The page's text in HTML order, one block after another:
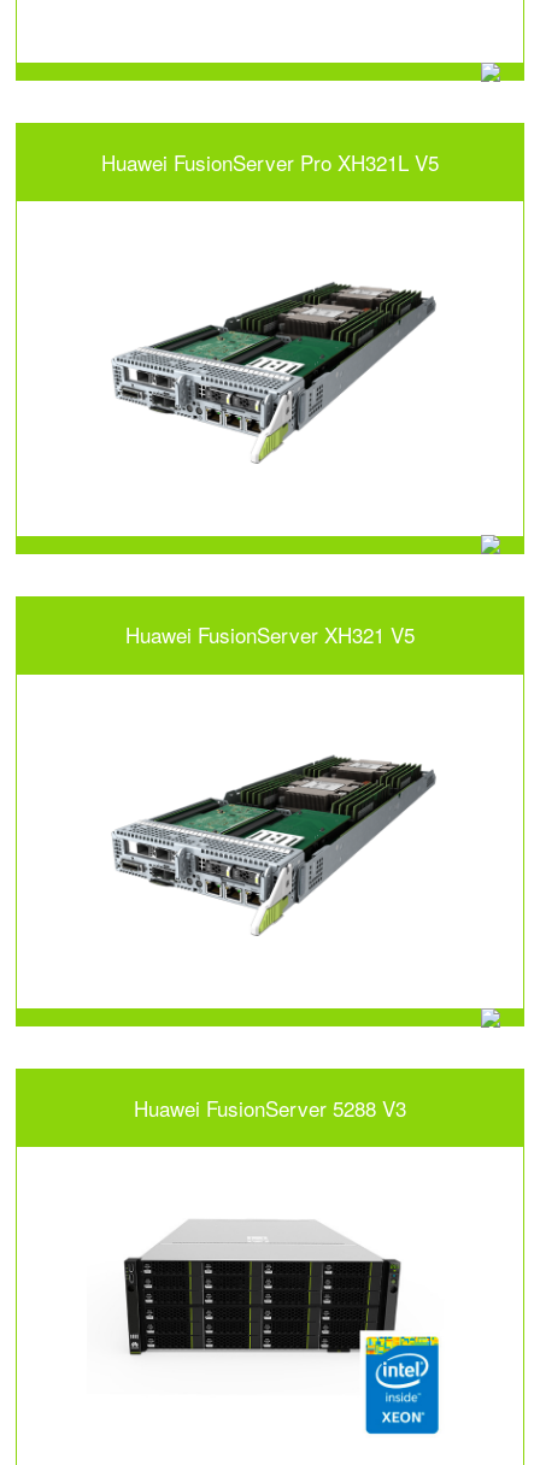
Huawei FusionServer Pro XH321L V5
Huawei FusionServer XH321 V5
Huawei FusionServer 5288 V3